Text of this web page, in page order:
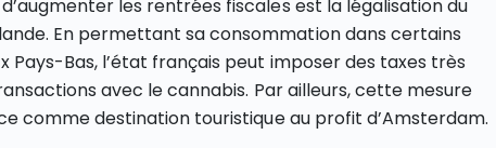
les rentrées fiscales est la légalisation du
En permettant sa consommation dans certains
Bas, l’état français peut imposer des taxes très
avec le cannabis. Par ailleurs, cette mesure
comme destination touristique au profit d’Amsterdam.